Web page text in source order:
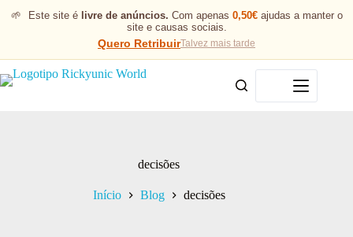
🌱 Este site é livre de anúncios. Com apenas 0,50€ajudas a manter o
site e causas sociais.
Quero RetribuirTalvez mais tarde
Menu
decisões
Início Blog decisões